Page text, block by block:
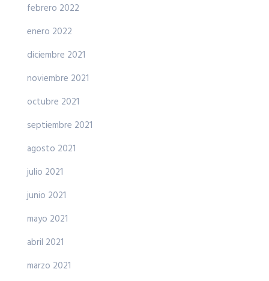
febrero 2022
enero 2022
diciembre 2021
noviembre 2021
octubre 2021
septiembre 2021
agosto 2021
julio 2021
junio 2021
mayo 2021
abril 2021
marzo 2021